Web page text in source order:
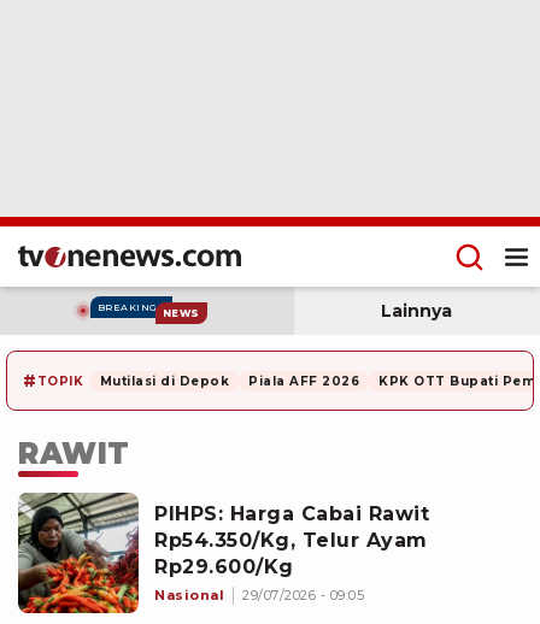
BREAKING NEWS Lainnya
# TOPIK Mutilasi di Depok Piala AFF 2026 KPK OTT Bupati
RAWIT
PIHPS: Harga Cabai Rawit
Rp54.350/Kg, Telur Ayam
Rp29.600/Kg
Nasional 29/07/2026 - 09:05